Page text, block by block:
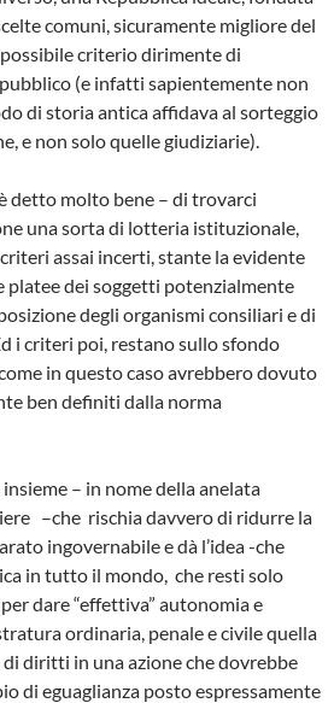
comuni, sicuramente migliore del
criterio dirimente di
(e infatti sapientemente non
di storia antica affidava al sorteggio
e non solo quelle giudiziarie).
detto molto bene – di trovarci
una sorta di lotteria istituzionale,
assai incerti, stante la evidente
platee dei soggetti potenzialmente
degli organismi consiliari e di
i criteri poi, restano sullo sfondo
in questo caso avrebbero dovuto
ben definiti dalla norma
– in nome della anelata
–che rischia davvero di ridurre la
ingovernabile e dà l’idea -che
in tutto il mondo, che resti solo
dare “effettiva” autonomia e
ordinaria, penale e civile quella
di diritti in una azione che dovrebbe
di eguaglianza posto espressamente